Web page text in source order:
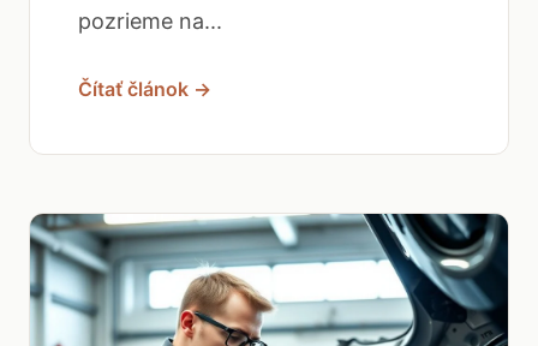
pozrieme na...
Čítať článok →